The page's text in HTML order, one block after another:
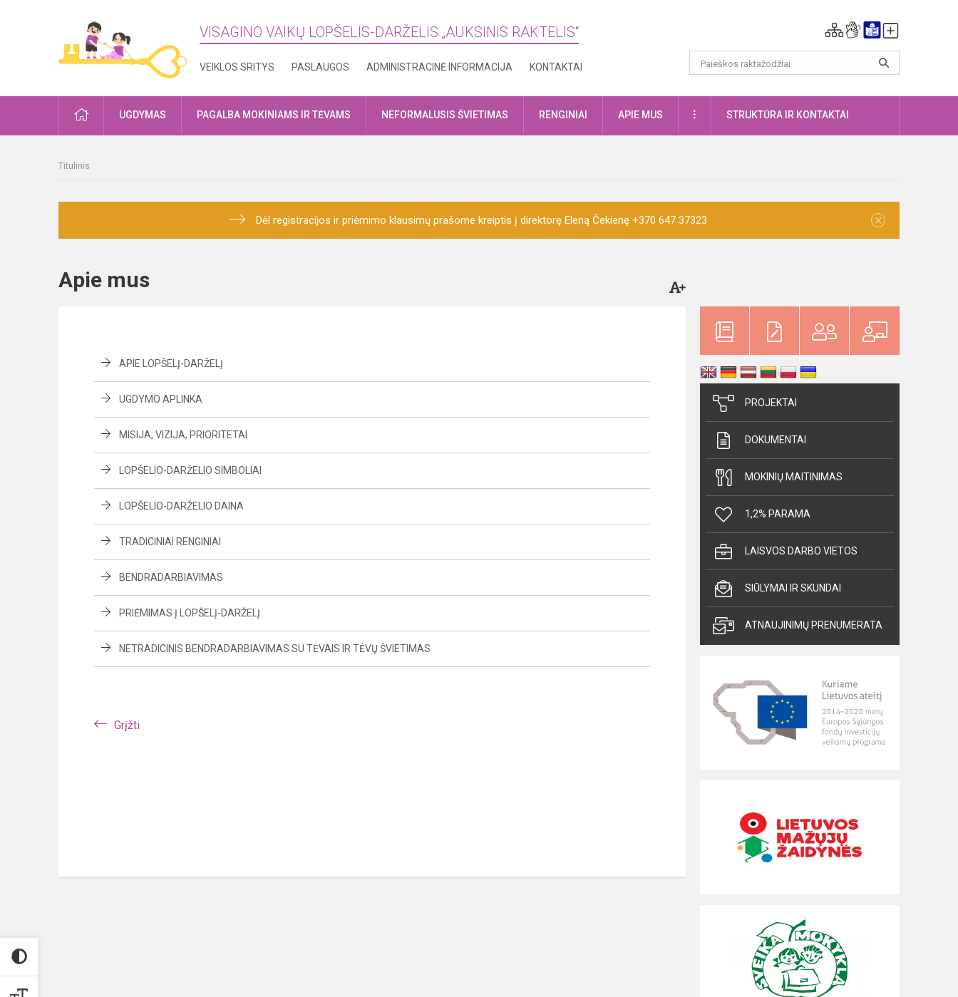
VISAGINO VAIKŲ LOPŠELIS-DARŽELIS „AUKSINIS RAKTELIS“
VEIKLOS SRITYS PASLAUGOS ADMINISTRACINĖ INFORMACIJA KONTAKTAI
PRADŽIAUGDYMAS PAGALBA MOKINIAMS IR TĖVAMS NEFORMALUSIS ŠVIETIMAS RENGINIAI APIE MUS DAUGIAUSTRUKTŪRA IR KONTAKTAI
Titulinis
Dėl registracijos ir priėmimo klausimų prašome kreiptis į direktorę Eleną Čekienę +370 647 37323 ×
Apie mus
APIE LOPŠELĮ-DARŽELĮ
UGDYMO APLINKA
MISIJA, VIZIJA, PRIORITETAI
LOPŠELIO-DARŽELIO SIMBOLIAI
LOPŠELIO-DARŽELIO DAINA
TRADICINIAI RENGINIAI
BENDRADARBIAVIMAS
PRIĖMIMAS Į LOPŠELĮ-DARŽELĮ
NETRADICINIS BENDRADARBIAVIMAS SU TĖVAIS IR TĖVŲ ŠVIETIMAS
Grįžti
PROJEKTAI
DOKUMENTAI
MOKINIŲ MAITINIMAS
1,2% PARAMA
LAISVOS DARBO VIETOS
SIŪLYMAI IR SKUNDAI
ATNAUJINIMŲ PRENUMERATA